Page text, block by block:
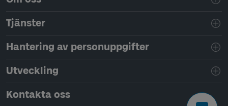
Tjänster
Hantering av personuppgifter
Utveckling
Kontakta oss